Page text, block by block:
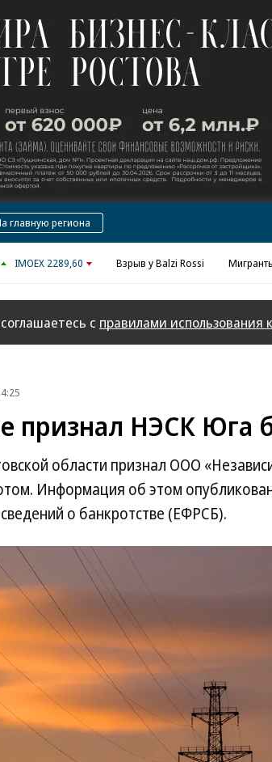
Реклама в «Ъ»
главную региона
IMOEX 2289,60 Взрыв у Balzi Rossi
с правилами использования
признал НЭСК Юга
области признал ООО
Информация об этом
о банкротстве (ЕФРСБ).